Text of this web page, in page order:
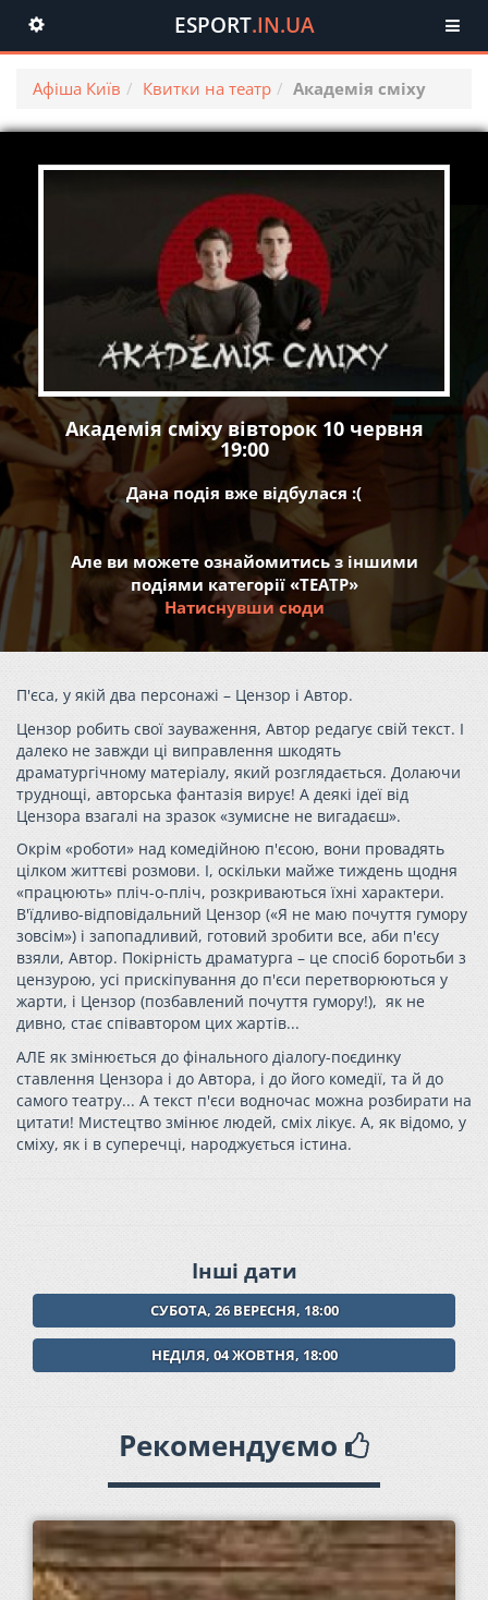
Toggle
navigation
ESPORT.IN.UA
Афіша Київ Квитки на театр Академія сміху
Академія сміху вівторок 10 червня
19:00
Дана подія вже відбулася :(
Але ви можете ознайомитись з іншими
подіями категорії «ТЕАТР»
Натиснувши сюди
П'єса, у якій два персонажі – Цензор і Автор.
Цензор робить свої зауваження, Автор редагує свій текст. І
далеко не завжди ці виправлення шкодять
драматургічному матеріалу, який розглядається. Долаючи
труднощі, авторська фантазія вирує! А деякі ідеї від
Цензора взагалі на зразок «зумисне не вигадаєш».
Окрім «роботи» над комедійною п'єсою, вони провадять
цілком життєві розмови. І, оскільки майже тиждень щодня
«працюють» пліч-о-пліч, розкриваються їхні характери.
В'їдливо-відповідальний Цензор («Я не маю почуття гумору
зовсім») і запопадливий, готовий зробити все, аби п'єсу
взяли, Автор. Покірність драматурга – це спосіб боротьби з
цензурою, усі прискіпування до п'єси перетворюються у
жарти, і Цензор (позбавлений почуття гумору!), як не
дивно, стає співавтором цих жартів...
АЛЕ як змінюється до фінального діалогу-поєдинку
ставлення Цензора і до Автора, і до його комедії, та й до
самого театру... А текст п'єси водночас можна розбирати на
цитати! Мистецтво змінює людей, сміх лікує. А, як відомо, у
сміху, як і в суперечці, народжується істина.
Інші дати
СУБОТА, 26 ВЕРЕСНЯ, 18:00
НЕДІЛЯ, 04 ЖОВТНЯ, 18:00
Рекомендуємо